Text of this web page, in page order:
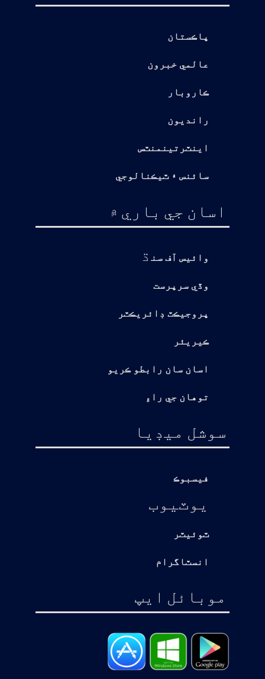
پاڪستان
عالمي خبرون
ڪاروبار
رانديون
اينٽرتينمنٽس
سائنس ۽ ٽيڪنالوجي
اسان جي باري ۾
وائيس آف سن ڌ
وڏي سرپرست
پروجيڪٽ ڊائريڪٽر
ڪيريئر
اسان سان رابطو ڪريو
توهان جي راءِ
سوشل ميڊيا
فيسبوڪ
يوٽيوب
ٽوئيٽر
انسٽاگرام
موبائل ايپ